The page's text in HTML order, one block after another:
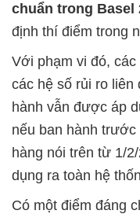
chuẩn trong Basel
định thí điểm trong
Với phạm vi đó, các
các hệ số rủi ro liên
hành vẫn được áp
nếu ban hành trước
hàng nói trên từ 1/
dụng ra toàn hệ
Có một điểm đáng